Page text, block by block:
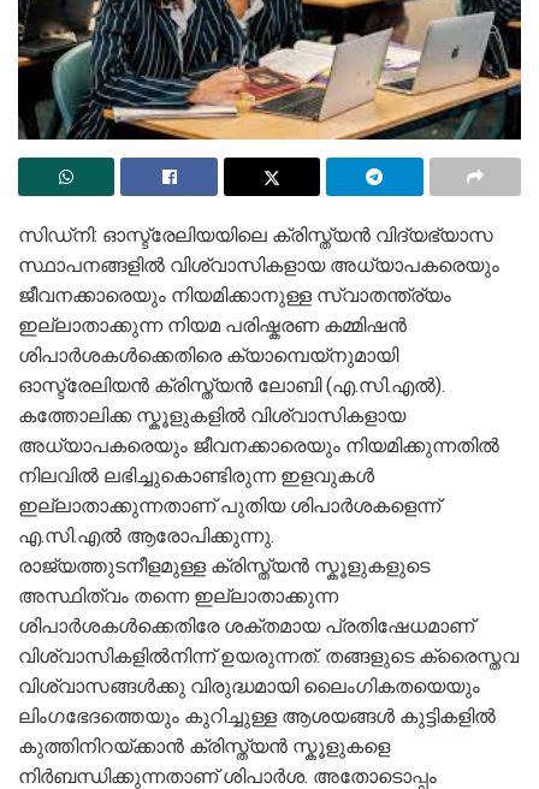
സിഡ്നി: ഓസ്ട്രേലിയയിലെ ക്രിസ്ത്യൻ വിദ്യഭ്യാസ
സ്ഥാപനങ്ങളിൽ വിശ്വാസികളായ അധ്യാപകരെയും
ജീവനക്കാരെയും നിയമിക്കാനുള്ള സ്വാതന്ത്ര്യം
ഇല്ലാതാക്കുന്ന നിയമ പരിഷ്കരണ കമ്മിഷൻ
ശിപാർശകൾക്കെതിരെ ക്യാമ്പെയ്നുമായി
ഓസ്ട്രേലിയൻ ക്രിസ്ത്യൻ ലോബി (എ.സി.എൽ).
കത്തോലിക്ക സ്കൂളുകളിൽ വിശ്വാസികളായ
അധ്യാപകരെയും ജീവനക്കാരെയും നിയമിക്കുന്നതിൽ
നിലവിൽ ലഭിച്ചുകൊണ്ടിരുന്ന ഇളവുകൾ
ഇല്ലാതാക്കുന്നതാണ് പുതിയ ശിപാർശകളെന്ന്
എ.സി.എൽ ആരോപിക്കുന്നു.
രാജ്യത്തുടനീളമുള്ള ക്രിസ്ത്യൻ സ്കൂളുകളുടെ
അസ്ഥിത്വം തന്നെ ഇല്ലാതാക്കുന്ന
ശിപാർശകൾക്കെതിരേ ശക്തമായ പ്രതിഷേധമാണ്
വിശ്വാസികളിൽനിന്ന് ഉയരുന്നത്. തങ്ങളുടെ ക്രൈസ്തവ
വിശ്വാസങ്ങൾക്കു വിരുദ്ധമായി ലൈംഗികതയെയും
ലിംഗഭേദത്തെയും കുറിച്ചുള്ള ആശയങ്ങൾ കുട്ടികളിൽ
കുത്തിനിറയ്ക്കാൻ ക്രിസ്ത്യൻ സ്കൂളുകളെ
നിർബന്ധിക്കുന്നതാണ് ശിപാർശ. അതോടൊപ്പം